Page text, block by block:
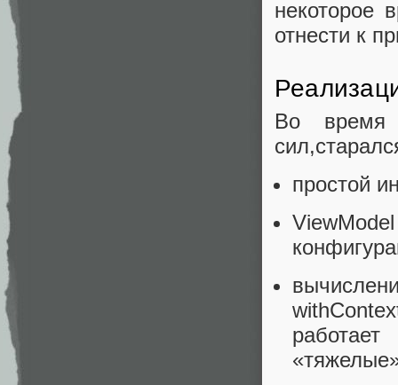
некоторое
отнести к
Во время
простой